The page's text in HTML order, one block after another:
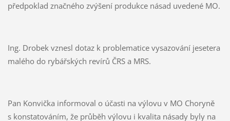
předpoklad značného zvýšení produkce násad uvedené MO.
Ing. Drobek vznesl dotaz k problematice vysazování jesetera
malého do rybářských revírů ČRS a MRS.
Pan Konvička informoval o účasti na výlovu v MO Choryně
s konstatováním, že průběh výlovu i kvalita násady byly na